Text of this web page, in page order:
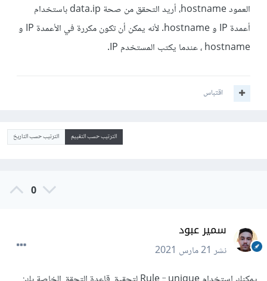
العمود hostname، أريد التحقق من صحة data.ip باستخدام
أعمدة IP و hostname. لأنه يمكن أن تكون مكررة في الأعمدة IP و
hostname ، عندما يكتب المستخدم IP.
اقتباس
الترتيب حسب التقييم الترتيب حسب التاريخ
0
سمير عبود
نشر21 مارس 2021